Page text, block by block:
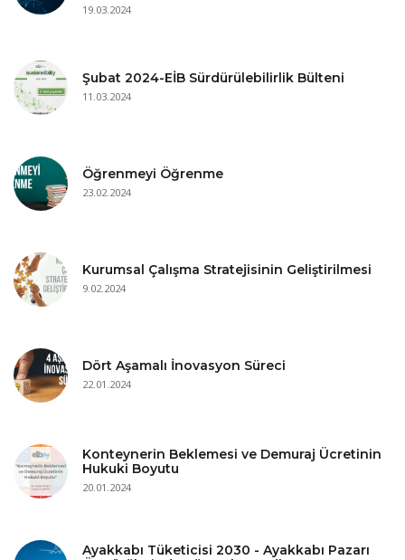
19.03.2024
Şubat 2024-EİB Sürdürülebilirlik Bülteni
11.03.2024
Öğrenmeyi Öğrenme
23.02.2024
Kurumsal Çalışma Stratejisinin Geliştirilmesi
9.02.2024
Dört Aşamalı İnovasyon Süreci
22.01.2024
Konteynerin Beklemesi ve Demuraj Ücretinin
Hukuki Boyutu
20.01.2024
Ayakkabı Tüketicisi 2030 - Ayakkabı Pazarı